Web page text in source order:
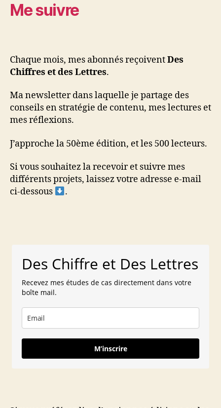
Me suivre
Chaque mois, mes abonnés reçoiventDes
Chiffres et des Lettres.
Ma newsletter dans laquelle je partage des
conseils en stratégie de contenu, mes lectures et
mes réflexions.
J’approche la 50ème édition, et les 500 lecteurs.
Si vous souhaitez la recevoir et suivre mes
différents projets, laissez votre adresse e-mail
ci-dessous
.
Des Chiffre et Des Lettres
Recevez mes études de cas directement dans votre
boîte mail.
M’inscrire